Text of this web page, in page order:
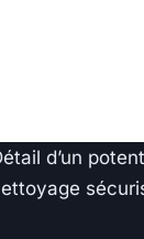
d’un